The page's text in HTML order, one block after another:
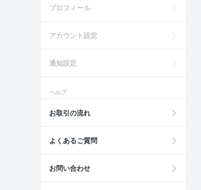
プロフィール
アカウント設定
通知設定
ヘルプ
お取引の流れ
よくあるご質問
お問い合わせ